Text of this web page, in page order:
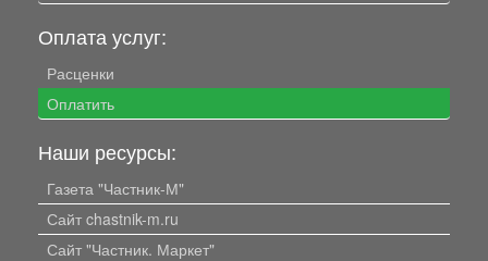
Оплата услуг:
Расценки
Оплатить
Наши ресурсы:
Газета "Частник-М"
Сайт chastnik-m.ru
Сайт "Частник. Маркет"